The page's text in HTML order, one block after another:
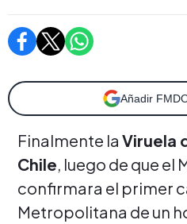
Añadir
Finalmente la Viruela
Chile, luego de que el
confirmara el primer
Metropolitana de un